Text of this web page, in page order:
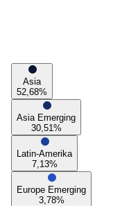
Asia
52,68%
Asia Emerging
30,51%
Latin-Amerika
7,13%
Europe Emerging
3,78%